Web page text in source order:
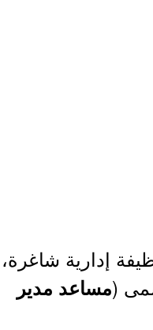
إدارية شاغرة،
(مساعد مدير